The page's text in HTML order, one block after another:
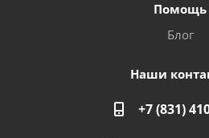
Помощь
Блог
Наши
+7 (831)